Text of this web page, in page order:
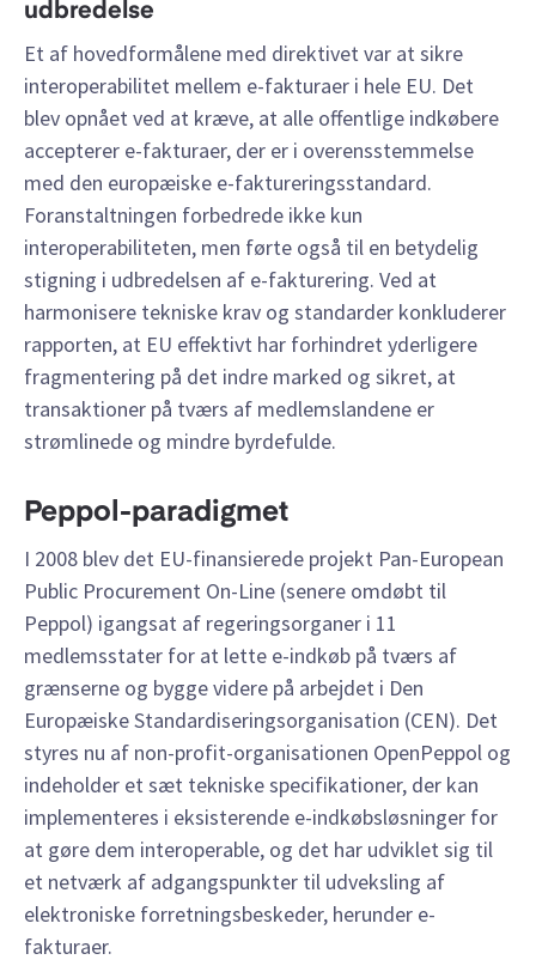
udbredelse
Et af hovedformålene med direktivet var at sikre
interoperabilitet mellem e-fakturaer i hele EU. Det
blev opnået ved at kræve, at alle offentlige indkøbere
accepterer e-fakturaer, der er i overensstemmelse
med den europæiske e-faktureringsstandard.
Foranstaltningen forbedrede ikke kun
interoperabiliteten, men førte også til en betydelig
stigning i udbredelsen af e-fakturering. Ved at
harmonisere tekniske krav og standarder konkluderer
rapporten, at EU effektivt har forhindret yderligere
fragmentering på det indre marked og sikret, at
transaktioner på tværs af medlemslandene er
strømlinede og mindre byrdefulde.
Peppol-paradigmet
I 2008 blev det EU-finansierede projekt Pan-European
Public Procurement On-Line (senere omdøbt til
Peppol) igangsat af regeringsorganer i 11
medlemsstater for at lette e-indkøb på tværs af
grænserne og bygge videre på arbejdet i Den
Europæiske Standardiseringsorganisation (CEN). Det
styres nu af non-profit-organisationen OpenPeppol og
indeholder et sæt tekniske specifikationer, der kan
implementeres i eksisterende e-indkøbsløsninger for
at gøre dem interoperable, og det har udviklet sig til
et netværk af adgangspunkter til udveksling af
elektroniske forretningsbeskeder, herunder e-
fakturaer.